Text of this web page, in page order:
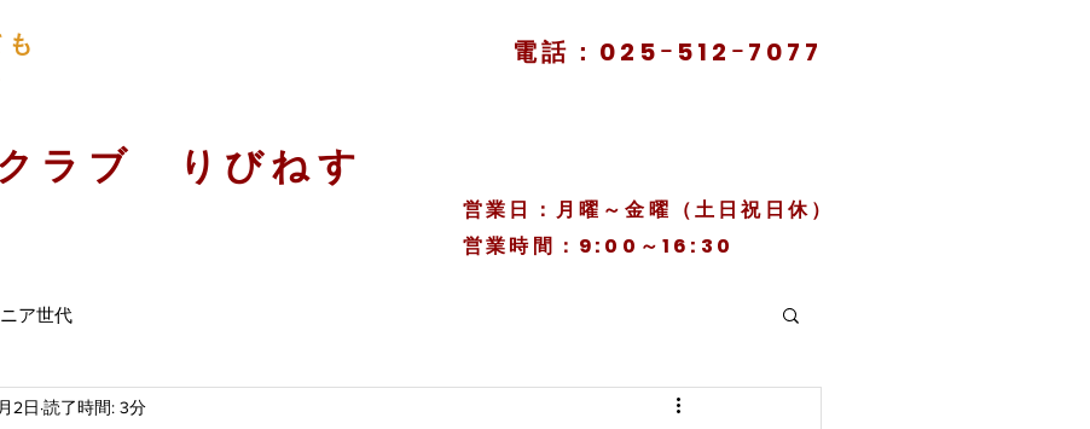
電話：025ｰ512ｰ7077
ラブ りびねす
​営業日：月曜～金曜（土日祝日休）
​営業時間：9:00～16:30
ア世代
2日 読了時間: 3分